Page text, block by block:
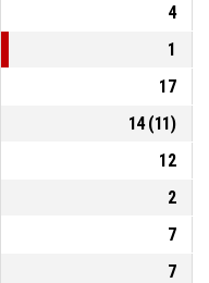
4
1
17
14(11)
12
2
7
7